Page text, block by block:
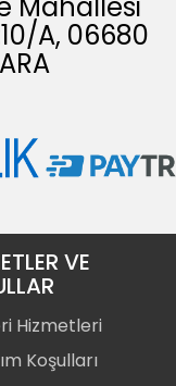
A, 06680
VE
Hizmetleri
Koşulları